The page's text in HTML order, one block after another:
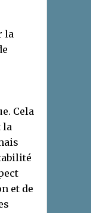
la
Cela
la
et de